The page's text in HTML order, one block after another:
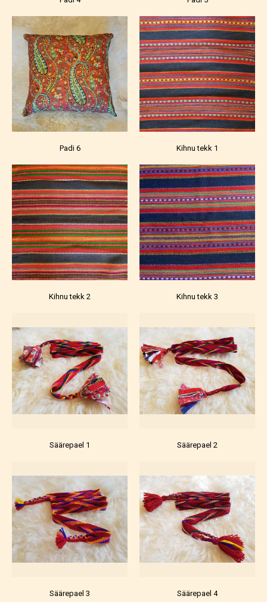
Padi 6 Kihnu tekk 1
Kihnu tekk 2 Kihnu tekk 3
Säärepael 1 Säärepael 2
Säärepael 3 Säärepael 4